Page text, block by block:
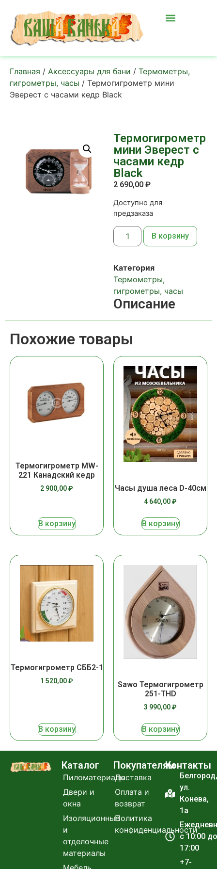
Главная / Аксессуары для бани / Термометры,
гигрометры, часы / Термогигрометр мини
Эверест с часами кедр Black
Термогигрометр
мини Эверест с
часами кедр
Black
2 690,00 ₽
Доступно для
предзаказа
В корзину
Категория
Термометры,
гигрометры, часы
Описание
Похожие товары
Термогигрометр MW-
221 Канадский кедр
2 900,00₽
В корзину
Часы душа леса D-40см
4 640,00₽
В корзину
Термогигрометр СББ2-1
1 520,00₽
В корзину
Sawo Термогигрометр
251-THD
3 990,00₽
В корзину
Каталог
Пиломатериалы
Двери и
окна
Изоляционные
и
отделочные
материалы
Покупателям
Доставка
Оплата и
возврат
Политика
конфиденциальности
Контакты
Белгород,
ул.
Конева,
1а
с 10:00 до
17:00
+7-